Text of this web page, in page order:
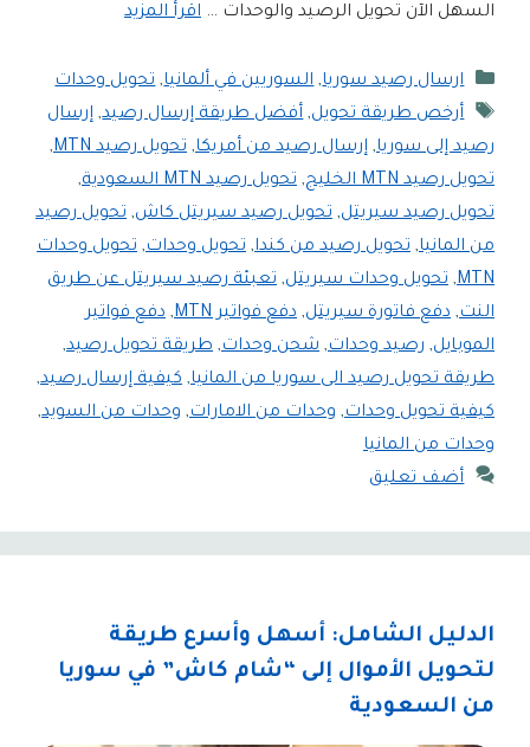
السهل الآن تحويل الرصيد والوحدات … اقرأ المزيد
التصنيفات
ارسال رصيد سوريا,السوريين في ألمانيا,تحويل وحدات
الوسوم
أرخص طريقة تحويل,أفضل طريقة إرسال رصيد, إرسال
رصيد إلى سوريا, إرسال رصيد من أمريكا, تحويل رصيد MTN
,
تحويل رصيد MTN الخليج
, تحويل رصيد MTN السعودية
,
تحويل رصيد سيريتل, تحويل رصيد سيريتل كاش, تحويل رصيد
من المانيا, تحويل رصيد من كندا, تحويل وحدات, تحويل وحدات
MTN
, تحويل وحدات سيريتل, تعبئة رصيد سيريتل عن طريق
النت, دفع فاتورة سيريتل, دفع فواتير MTN , دفع فواتير
الموبايل, رصيد وحدات, شحن وحدات, طريقة تحويل رصيد,
طريقة تحويل رصيد الى سوريا من المانيا, كيفية إرسال رصيد,
كيفية تحويل وحدات, وحدات من الامارات, وحدات من السويد,
وحدات من المانيا
أضف تعليق
الدليل الشامل: أسهل وأسرع طريقة
لتحويل الأموال إلى “شام كاش” في سوريا
من السعودية